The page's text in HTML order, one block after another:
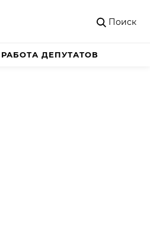
Поиск
РАБОТА ДЕПУТАТОВ